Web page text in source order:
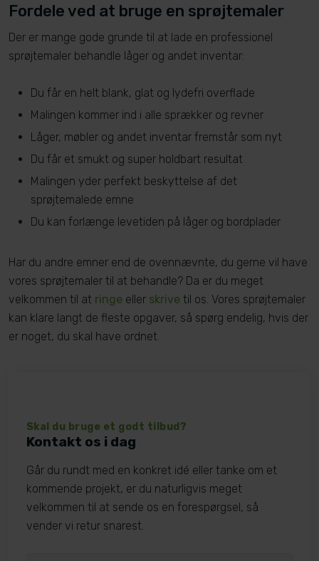
Fordele ved at bruge en sprøjtemaler
Der er mange gode grunde til at lade en professionel
sprøjtemaler behandle låger og andet inventar:
Du får en helt blank, glat og lydefri overflade
Malingen kommer ind i alle sprækker og revner
Låger, møbler og andet inventar fremstår som nyt
Du får et smukt og super holdbart resultat
Malingen yder perfekt beskyttelse af det
sprøjtemalede emne
Du kan forlænge levetiden på låger og bordplader
Har du andre emner end de ovennævnte, du gerne vil have
vores sprøjtemaler til at behandle? Da er du meget
velkommen til at ringe eller skrive til os. Vores sprøjtemaler
kan klare langt de fleste opgaver, så spørg endelig, hvis der
er noget, du skal have ordnet.
Skal du bruge et godt tilbud?
Kontakt os i dag
Går du rundt med en konkret idé eller tanke om et
kommende projekt, er du naturligvis meget
velkommen til at sende os en forespørgsel, så
vender vi retur snarest.